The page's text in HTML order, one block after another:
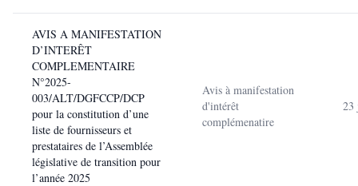
AVIS A MANIFESTATION
D’INTERÊT
COMPLEMENTAIRE
N°2025-
003/ALT/DGFCCP/DCP
pour la constitution d’une
liste de fournisseurs et
prestataires de l’Assemblée
législative de transition pour
l’année 2025
Avis à manifestation
d'intérêt
complémenatire
23